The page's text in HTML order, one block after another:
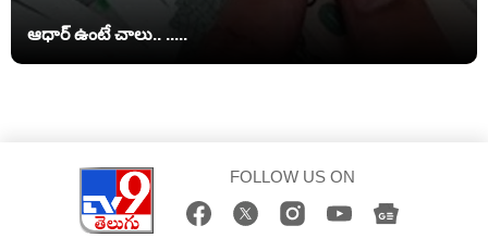
ఆధార్ ఉంటే చాలు.. .....
FOLLOW US ON